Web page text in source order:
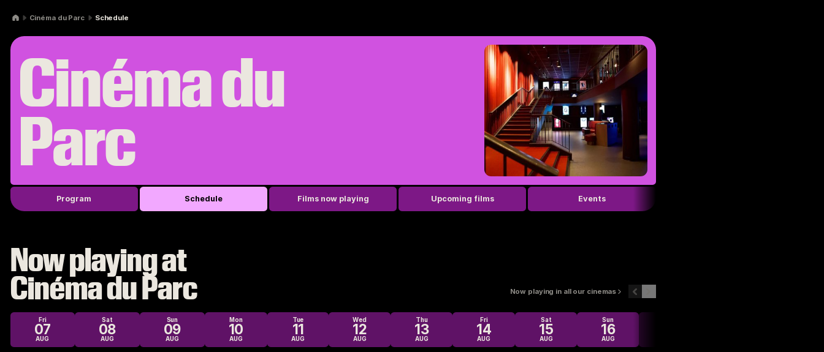
Cinéma du Parc Schedule
Cinéma du
Parc
Program Schedule Films now playing Upcoming films Events
Now playing at
Cinéma du Parc Now playing in all our cinemas
Fri
07
AUG
Sat
08
AUG
Sun
09
AUG
Mon
10
AUG
Tue
11
AUG
Wed
12
AUG
Thu
13
AUG
Fri
14
AUG
Sat
15
AUG
Sun
16
AUG